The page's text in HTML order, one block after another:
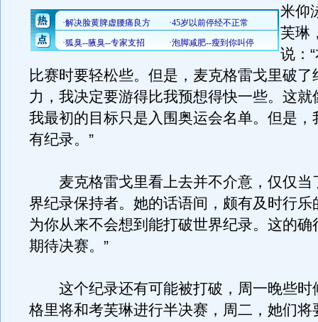
米仰
芙琳
说：
比赛时要轻松些。但是，麦克格雷戈里破了
力，我决定要游得比我预想得快一些。这就
我最初的目标只是入围奥运会名单。但是，
有纪录。”
麦克格雷戈里看上去并不介意，仅仅当
界纪录保持者。她的话语间，颇有及时行乐
为你从来不会想到能打破世界纪录。这的确
期待决赛。”
这个纪录还有可能被打破，周一晚些时
格里将和考芙琳进行半决赛，周二，她们将